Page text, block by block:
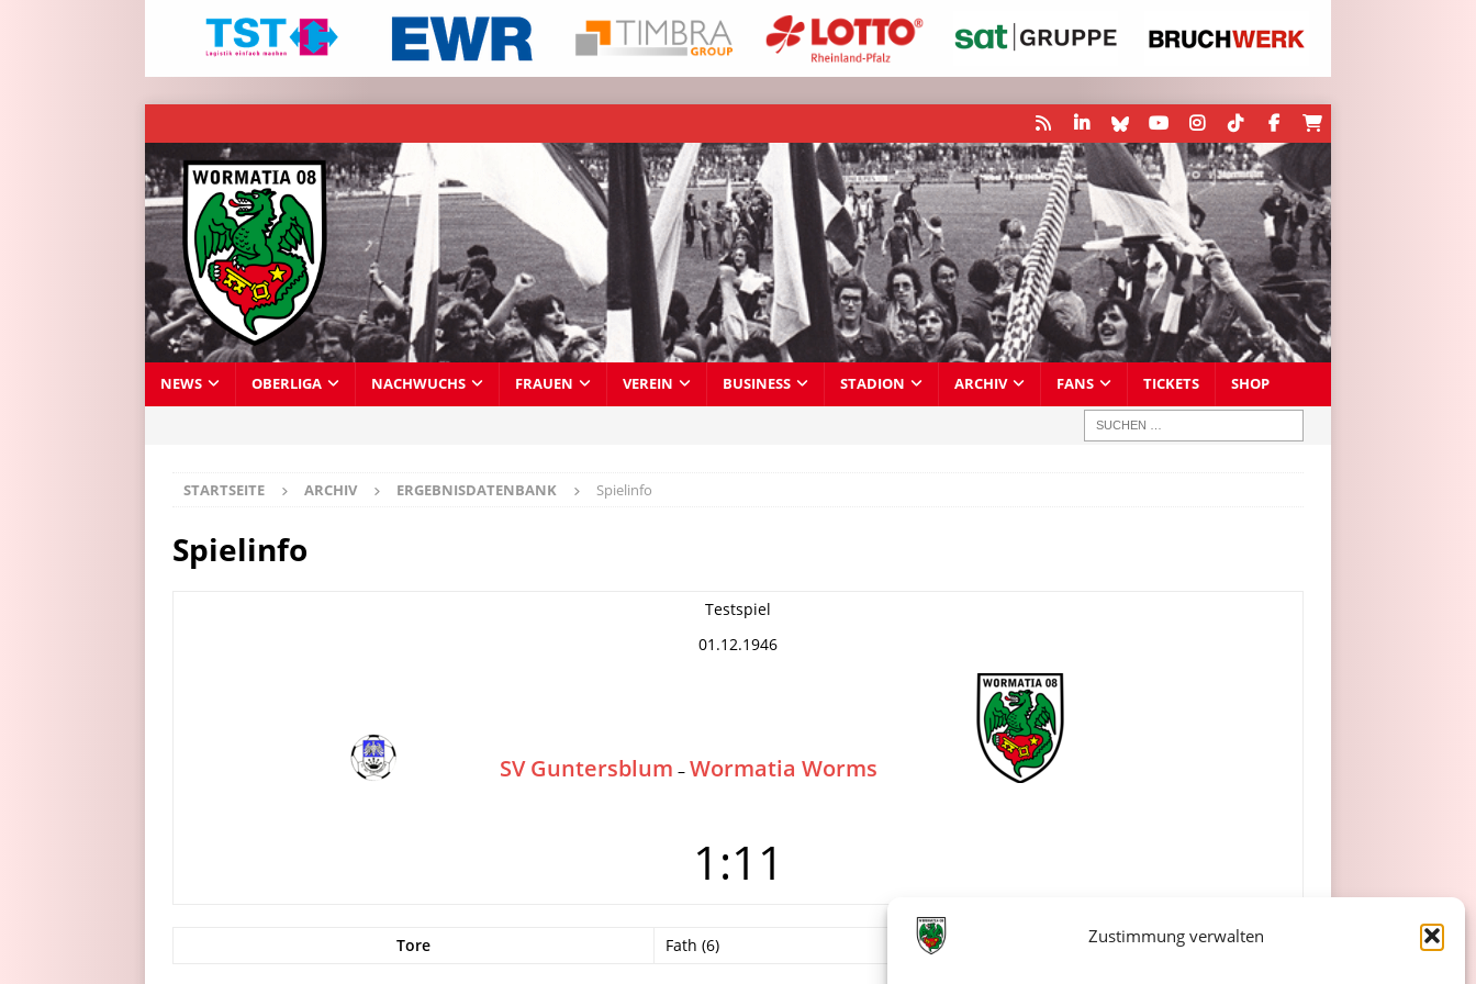
Zustimmung verwalten
NEWS OBERLIGA NACHWUCHS FRAUEN VEREIN BUSINESS STADION ARCHIV FANS TICKETS SHOP
STARTSEITE ARCHIV ERGEBNISDATENBANK Spielinfo
Spielinfo
Testspiel
01.12.1946
SV Guntersblum – Wormatia Worms
1:11
Tore Fath (6)